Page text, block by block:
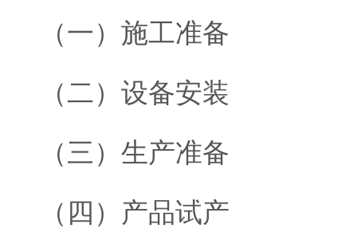
（一）施工准备
（二）设备安装
（三）生产准备
（四）产品试产